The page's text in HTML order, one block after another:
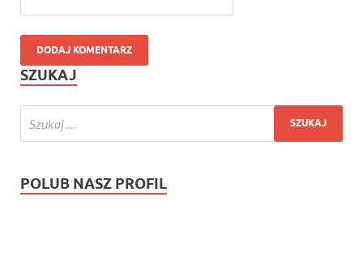
SZUKAJ
POLUB NASZ PROFIL